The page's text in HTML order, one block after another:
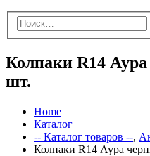
Колпаки R14
шт.
Home
Каталог
-- Каталог товаров --,
Колпаки R14 Аура